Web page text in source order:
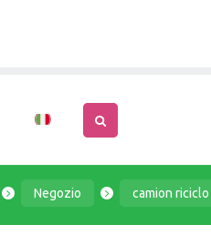
Negozio camion riciclo